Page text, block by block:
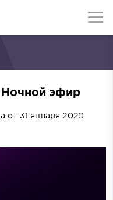
Ночной эфир
от 31 января 2020